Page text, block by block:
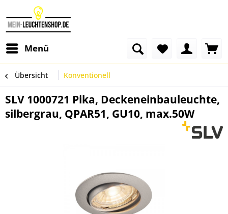
Menü
Übersicht Konventionell
SLV 1000721 Pika, Deckeneinbauleuchte,
silbergrau, QPAR51, GU10, max.50W